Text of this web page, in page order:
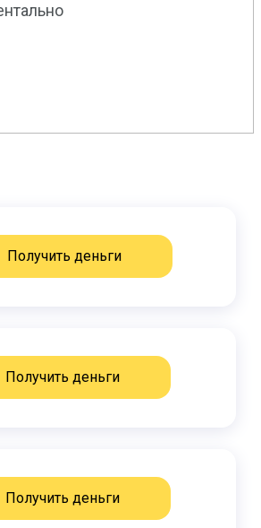
Получить деньги
Получить деньги
Получить деньги